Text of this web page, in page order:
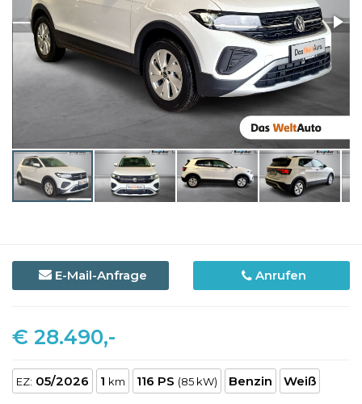
E-Mail-Anfrage Anrufen
€ 28.490,-
EZ: 05/2026 1 km 116 PS (85 kW) Benzin Weiß